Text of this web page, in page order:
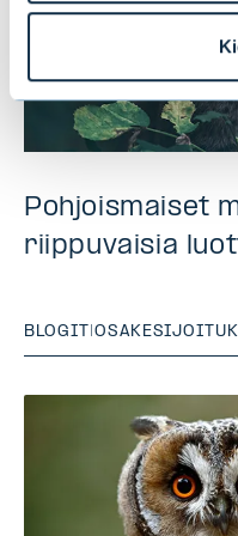
Pohjoismaiset
riippuvaisia
BLOGIT